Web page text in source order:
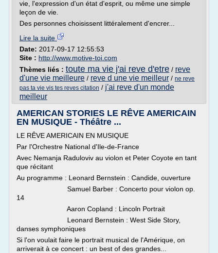
vie, l'expression d'un état d'esprit, ou même une simple
leçon de vie.
Des personnes choisissent littéralement d'encrer...
Lire la suite
Date: 2017-09-17 12:55:53
Site : http://www.motive-toi.com
Thèmes liés : toute ma vie j'ai reve d'etre / reve
d'une vie meilleure / reve d une vie meilleur / ne reve
pas ta vie vis tes reves citation / j'ai reve d'un monde
meilleur
AMERICAN STORIES LE RÊVE AMERICAIN
EN MUSIQUE - Théâtre ...
LE RÊVE AMERICAIN EN MUSIQUE
Par l'Orchestre National d'Ile-de-France
Avec Nemanja Raduloviv au violon et Peter Coyote en tant
que récitant
Au programme : Leonard Bernstein : Candide, ouverture
Samuel Barber : Concerto pour violon op.
14
Aaron Copland : Lincoln Portrait
Leonard Bernstein : West Side Story,
danses symphoniques
Si l'on voulait faire le portrait musical de l'Amérique, on
arriverait à ce concert : un best of des grandes...